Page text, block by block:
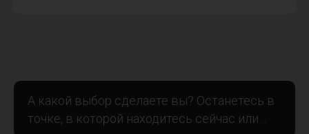
А какой выбор сделаете вы? Останетесь в
точке, в которой находитесь сейчас или…